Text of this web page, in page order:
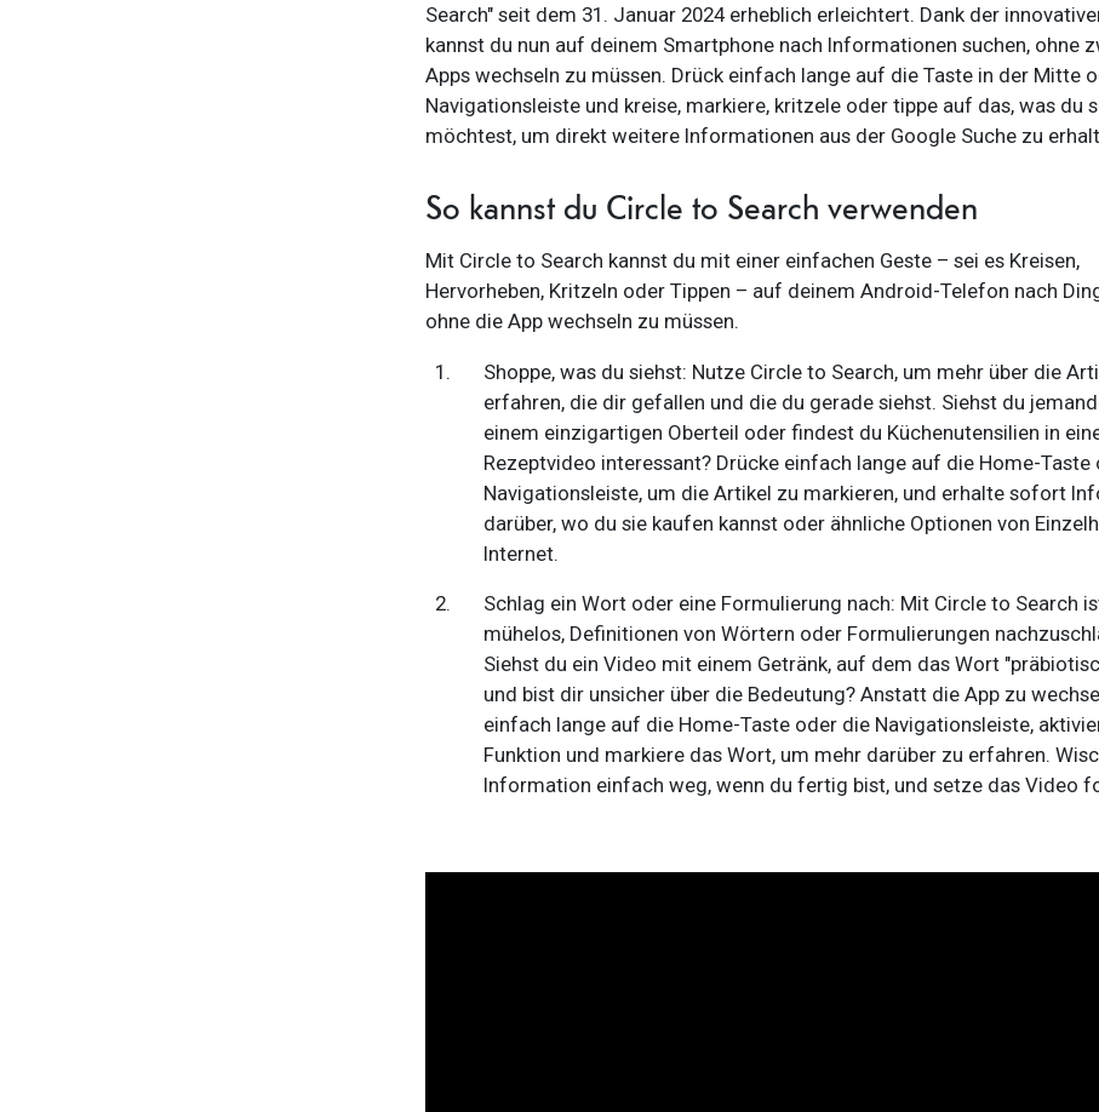
Search" seit dem 31. Januar 2024 erheblich erleichtert. Dank der
kannst du nun auf deinem Smartphone nach Informationen suchen, ohne
Apps wechseln zu müssen. Drück einfach lange auf die Taste in der Mitte
Navigationsleiste und kreise, markiere, kritzele oder tippe auf das, was du
möchtest, um direkt weitere Informationen aus der Google Suche zu
So kannst du Circle to Search verwenden
Mit Circle to Search kannst du mit einer einfachen Geste – sei es Kreisen,
Hervorheben, Kritzeln oder Tippen – auf deinem Android-Telefon nach
ohne die App wechseln zu müssen.
Shoppe, was du siehst: Nutze Circle to Search, um mehr über die
erfahren, die dir gefallen und die du gerade siehst. Siehst du
einem einzigartigen Oberteil oder findest du Küchenutensilien in
Rezeptvideo interessant? Drücke einfach lange auf die Home-Taste
Navigationsleiste, um die Artikel zu markieren, und erhalte sofort
darüber, wo du sie kaufen kannst oder ähnliche Optionen von
Internet.
Schlag ein Wort oder eine Formulierung nach: Mit Circle to Search
mühelos, Definitionen von Wörtern oder Formulierungen
Siehst du ein Video mit einem Getränk, auf dem das Wort
und bist dir unsicher über die Bedeutung? Anstatt die App zu
einfach lange auf die Home-Taste oder die Navigationsleiste,
Funktion und markiere das Wort, um mehr darüber zu erfahren.
Information einfach weg, wenn du fertig bist, und setze das Video